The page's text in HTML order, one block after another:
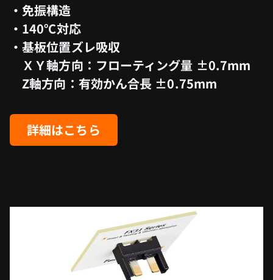
・免振構造
・140℃対応
・基板位置ズレ吸収
ＸＹ軸方向：フローティング量 ±0.7mm
Z軸方向：有効かん合長 ±0.75mm
詳細はこちら